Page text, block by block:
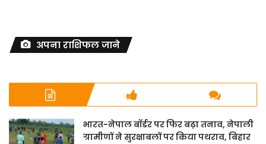
अपना राशिफल जाने
भारत-नेपाल बॉर्डर पर फिर बढ़ा तनाव, नेपाली
ग्रामीणों ने सुरक्षाबलों पर किया पथराव, बिहार